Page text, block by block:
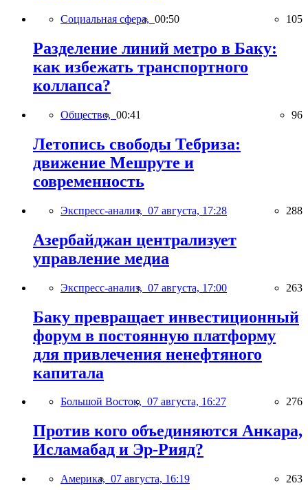
Социальная сфера, 00:50 105
Разделение линий метро в Баку:
как избежать транспортного
коллапса?
Общество, 00:41 96
Летопись свободы Тебриза:
движение Мешруте и
современность
Экспресс-анализ, 07 августа, 17:28 288
Азербайджан централизует
управление медиа
Экспресс-анализ, 07 августа, 17:00 263
Баку превращает инвестиционный
форум в постоянную платформу
для привлечения ненефтяного
капитала
Большой Восток, 07 августа, 16:27 276
Против кого объединяются Анкара,
Исламабад и Эр-Рияд?
Америка, 07 августа, 16:19 263